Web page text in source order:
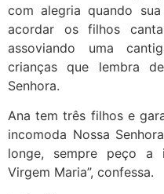
com alegria quando
acordar os filhos
assoviando uma
crianças que lembra
Senhora.
Ana tem três filhos e
incomoda Nossa
longe, sempre peço a
Virgem Maria”, confessa.